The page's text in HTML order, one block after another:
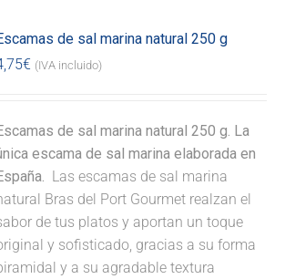
de sal marina natural 250 g
€ (IVA incluido)
de sal marina natural 250 g. La
escama de sal marina elaborada en
Las escamas de sal marina
Bras del Port Gourmet realzan el
de tus platos y aportan un toque
y sofisticado, gracias a su forma
y a su agradable textura